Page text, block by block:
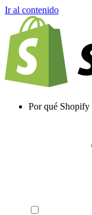
Ir al contenido
Por qué Shopify